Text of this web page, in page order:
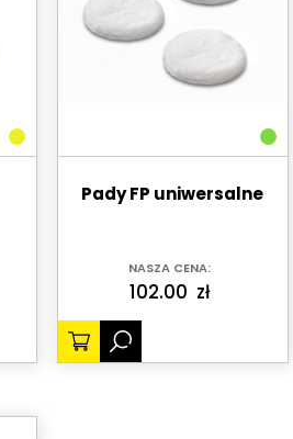
Pady FP uniwersalne
NASZA CENA:
102.00 zł